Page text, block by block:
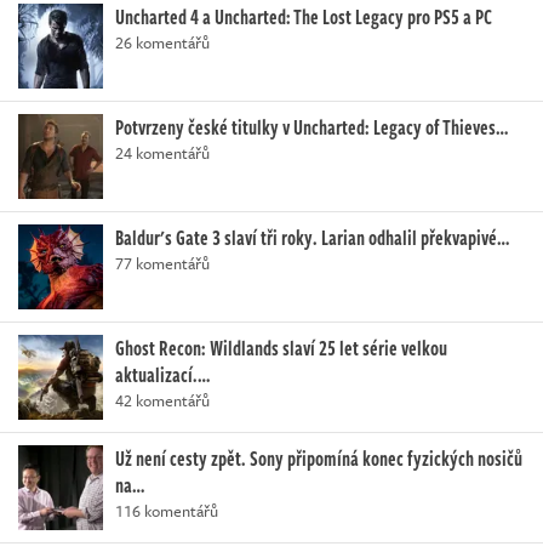
Uncharted 4 a Uncharted: The Lost Legacy pro PS5 a PC
26 komentářů
Potvrzeny české titulky v Uncharted: Legacy of Thieves…
24 komentářů
Baldur's Gate 3 slaví tři roky. Larian odhalil překvapivé…
77 komentářů
Ghost Recon: Wildlands slaví 25 let série velkou
aktualizací.…
42 komentářů
Už není cesty zpět. Sony připomíná konec fyzických nosičů
na…
116 komentářů